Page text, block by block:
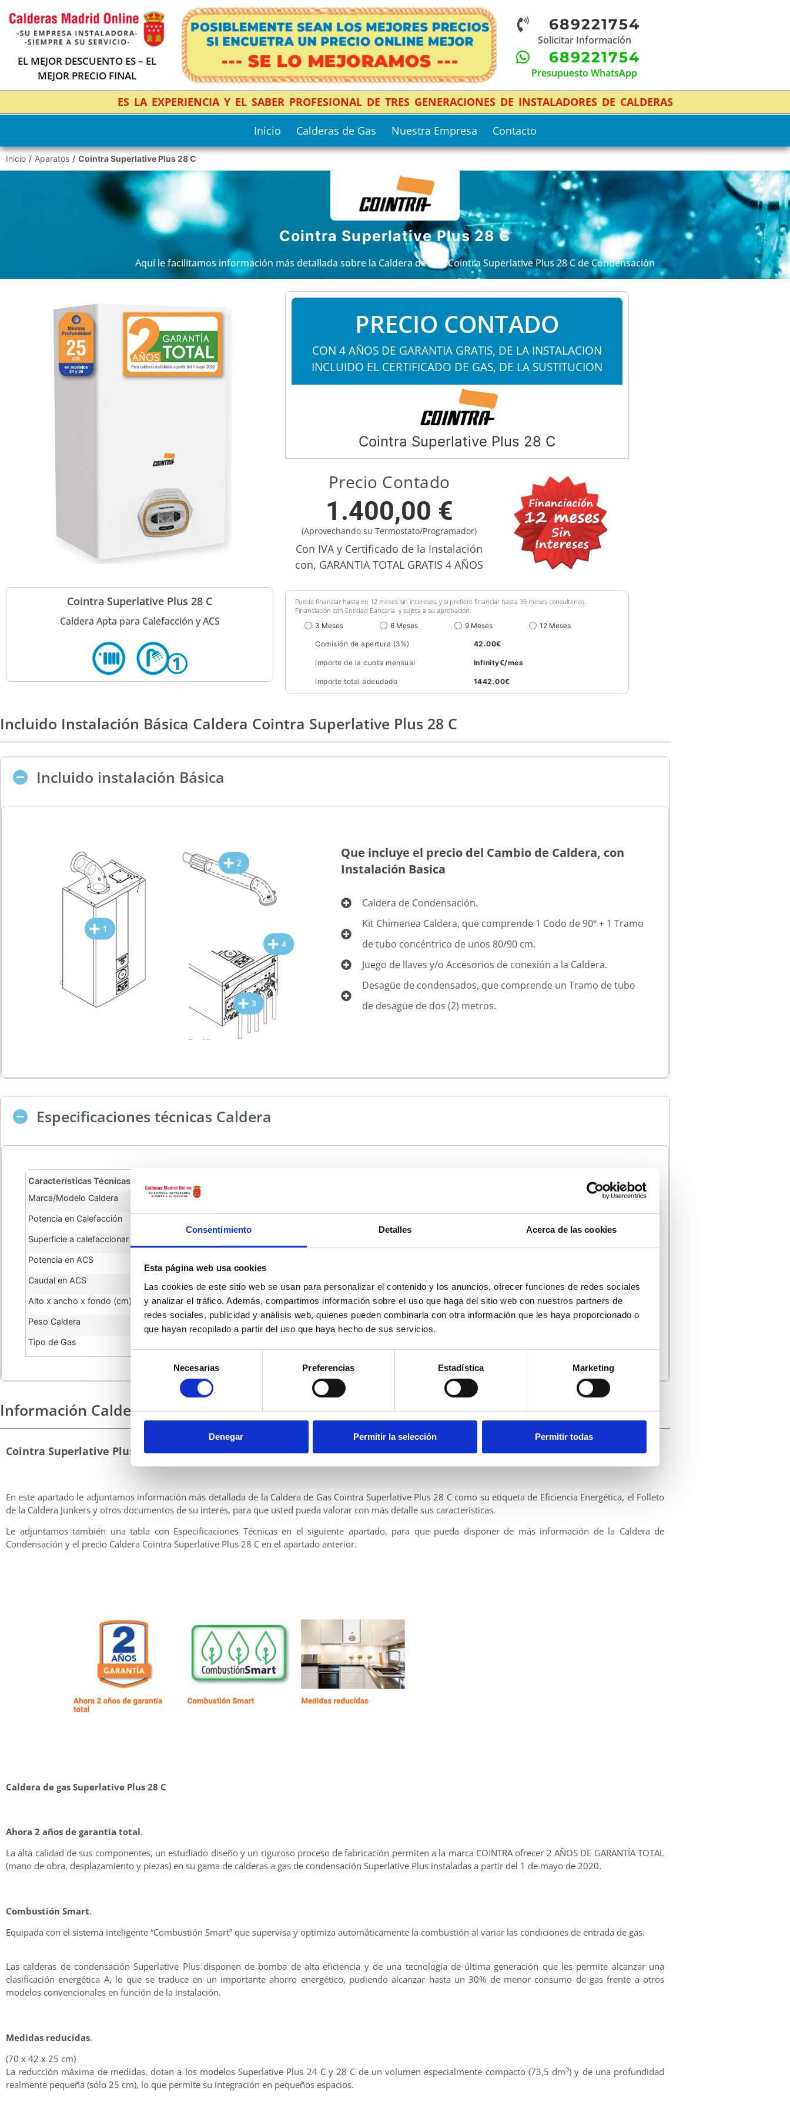
Consentimiento Detalles Acerca de las cookies
Esta página web usa cookies
Las cookies de este sitio web se usan para personalizar el contenido y los anuncios, ofrecer funciones de redes sociales
y analizar el tráfico. Además, compartimos información sobre el uso que haga del sitio web con nuestros partners de
redes sociales, publicidad y análisis web, quienes pueden combinarla con otra información que les haya proporcionado o
que hayan recopilado a partir del uso que haya hecho de sus servicios.
Selección
consentimiento
Necesarias Preferencias Estadística Marketing
Denegar Permitir la selección Permitir todas
EL MEJOR DESCUENTO ES – EL
MEJOR PRECIO FINAL
689221754
Solicitar Información
689221754
Presupuesto WhatsApp
ES LA EXPERIENCIA Y EL SABER PROFESIONAL DE TRES GENERACIONES DE INSTALADORES DE CALDERAS
Inicio Calderas de Gas Nuestra Empresa Contacto
Inicio / Aparatos / Cointra Superlative Plus 28 C
Cointra Superlative Plus 28 C
Aquí le facilitamos información más detallada sobre la Caldera de Gas Cointra Superlative Plus 28 C de Condensación
Cointra Superlative Plus 28 C
Caldera Apta para Calefacción y ACS
PRECIO CONTADO
CON 4 AÑOS DE GARANTIA GRATIS, DE LA INSTALACION
INCLUIDO EL CERTIFICADO DE GAS, DE LA SUSTITUCION
Cointra Superlative Plus 28 C
Precio Contado
1.400,00 €
(Aprovechando su Termostato/Programador)
Con IVA y Certificado de la Instalación
con, GARANTIA TOTAL GRATIS 4 AÑOS
Puede financiar hasta en 12 meses sin intereses, y si prefiere financiar hasta 36 meses consultenos.
Financiación con Entidad Bancaria y sujeta a su aprobación.
3 Meses
6 Meses 9 Meses 12 Meses
Comisión de apertura (3%) 42.00€
Importe de la cuota mensual Infinity€/mes
Importe total adeudado 1442.00€
Incluido Instalación Básica Caldera Cointra Superlative Plus 28 C
Incluido instalación Básica
1
2
3
4
Que incluye el precio del Cambio de Caldera, con
Instalación Basica
Caldera de Condensación.
Kit Chimenea Caldera, que comprende 1 Codo de 90º + 1 Tramo
de tubo concéntrico de unos 80/90 cm.
Juego de llaves y/o Accesorios de conexión a la Caldera.
Desagüe de condensados, que comprende un Tramo de tubo
de desagüe de dos (2) metros.
Especificaciones técnicas Caldera
Características Técnicas Caldera
Marca/Modelo Caldera
Potencia en Calefacción
Superficie a calefaccionar
Potencia en ACS
Caudal en ACS
Alto x ancho x fondo (cm) 74 x 42 x 25
Peso Caldera 28 Kilos
Tipo de Gas
Información Caldera Condensación Cointra Superlative Plus 28 C
Cointra Superlative Plus 28 C
En este apartado le adjuntamos información más detallada de la Caldera de Gas Cointra Superlative Plus 28 C como su etiqueta de Eficiencia Energética, el Folleto
de la Caldera Junkers y otros documentos de su interés, para que usted pueda valorar con más detalle sus características.
Le adjuntamos también una tabla con Especificaciones Técnicas en el siguiente apartado, para que pueda disponer de más información de la Caldera de
Condensación y el precio Caldera Cointra Superlative Plus 28 C en el apartado anterior.
Caldera de gas Superlative Plus 28 C
Ahora 2 años de garantía total.
La alta calidad de sus componentes, un estudiado diseño y un riguroso proceso de fabricación permiten a la marca COINTRA ofrecer 2 AÑOS DE GARANTÍA TOTAL
(mano de obra, desplazamiento y piezas) en su gama de calderas a gas de condensación Superlative Plus instaladas a partir del 1 de mayo de 2020.
Combustión Smart.
Equipada con el sistema inteligente “Combustión Smart” que supervisa y optimiza automáticamente la combustión al variar las condiciones de entrada de gas.
Las calderas de condensación Superlative Plus disponen de bomba de alta eficiencia y de una tecnología de última generación que les permite alcanzar una
clasificación energética A, lo que se traduce en un importante ahorro energético, pudiendo alcanzar hasta un 30% de menor consumo de gas frente a otros
modelos convencionales en función de la instalación.
Medidas reducidas.
(70 x 42 x 25 cm)
La reducción máxima de medidas, dotan a los modelos Superlative Plus 24 C y 28 C de un volumen especialmente compacto (73,5 dm3) y de una profundidad
realmente pequeña (sólo 25 cm), lo que permite su integración en pequeños espacios.